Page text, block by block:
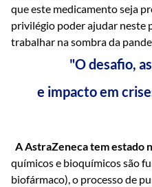
que este medicamento seja
privilégio poder ajudar neste
trabalhar na sombra da
"O desafio,
e impacto em
A AstraZeneca tem estado
químicos e bioquímicos são
biofármaco), o processo de